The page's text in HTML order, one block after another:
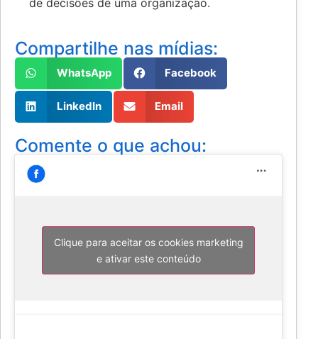
Compartilhe nas mídias:
WhatsApp Facebook
LinkedIn Email
Comente o que achou:
Clique para aceitar os cookies marketing
e ativar este conteúdo